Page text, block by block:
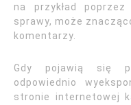
na przykład
sprawy, może
komentarzy.
Gdy pojawią się
odpowiednio
stronie internetowej